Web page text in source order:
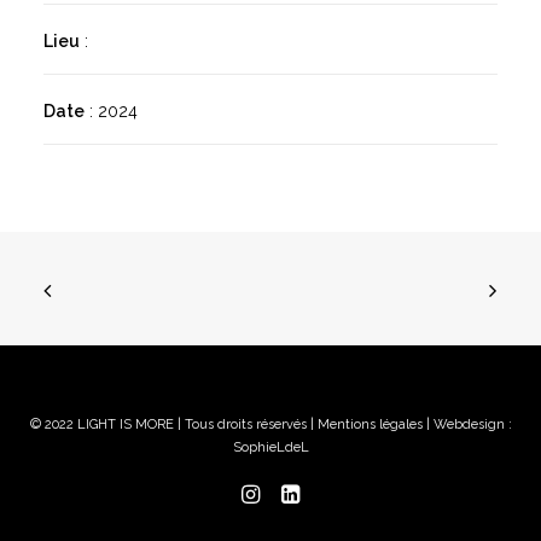
Lieu :
Date : 2024
© 2022 LIGHT IS MORE | Tous droits réservés | Mentions légales| Webdesign :
SophieLdeL